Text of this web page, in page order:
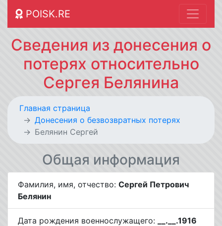
POISK.RE
Сведения из донесения о
потерях относительно
Сергея Белянина
Главная страница
Донесения о безвозвратных потерях
Белянин Сергей
Общая информация
Фамилия, имя, отчество: Сергей Петрович
Белянин
Дата рождения военнослужащего: __.__.1916